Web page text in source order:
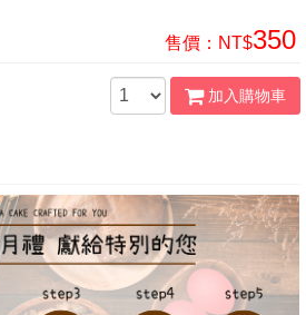
售價： NT$350
加入購物車